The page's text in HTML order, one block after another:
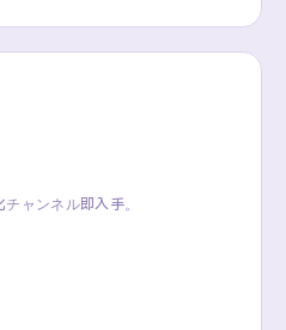
ャンネル即入手。